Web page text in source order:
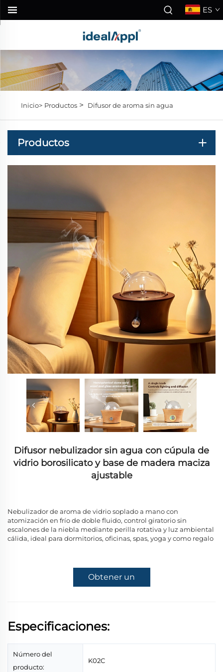
ES
Inicio> Productos> Difusor de aroma sin agua
Productos
Difusor nebulizador sin agua con cúpula de
vidrio borosilicato y base de madera maciza
ajustable
Nebulizador de aroma de vidrio soplado a mano con
atomización en frío de doble fluido, control giratorio sin
escalones de la niebla mediante perilla rotativa y luz ambiental
cálida, ideal para dormitorios, oficinas, spas, yoga y como regalo
Obtener un
Especificaciones:
Número del
producto:
K02C